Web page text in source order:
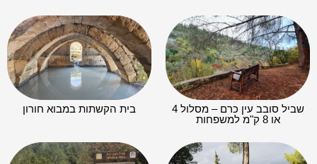
שביל סובב עין כרם – מסלול 4
או 8 ק"מ למשפחות
בית הקשתות במבוא חורון